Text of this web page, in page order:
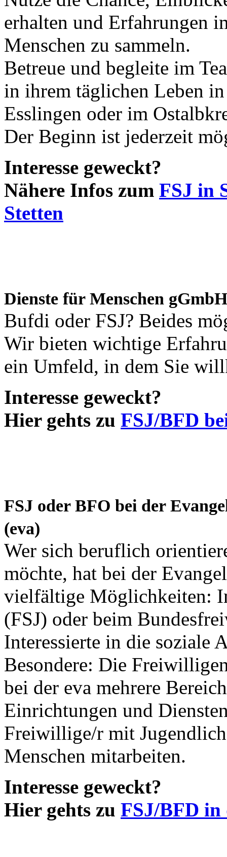
erhalten und Erfahrungen
Menschen zu sammeln.
Betreue und begleite im
in ihrem täglichen Leben
Esslingen oder im
Der Beginn ist jederzeit
Interesse geweckt?
Nähere Infos zum FSJ in
Stetten
Dienste für Menschen gGmbH
Bufdi oder FSJ? Beides
Wir bieten wichtige
ein Umfeld, in dem Sie
Interesse geweckt?
Hier gehts zu FSJ/BFD
FSJ oder BFO bei der
(eva)
Wer sich beruflich
möchte, hat bei der
vielfältige Möglichkeiten:
(FSJ) oder beim
Interessierte in die soziale
Besondere: Die
bei der eva mehrere
Einrichtungen und
Freiwillige/r mit
Menschen mitarbeiten.
Interesse geweckt?
Hier gehts zu FSJ/BFD in